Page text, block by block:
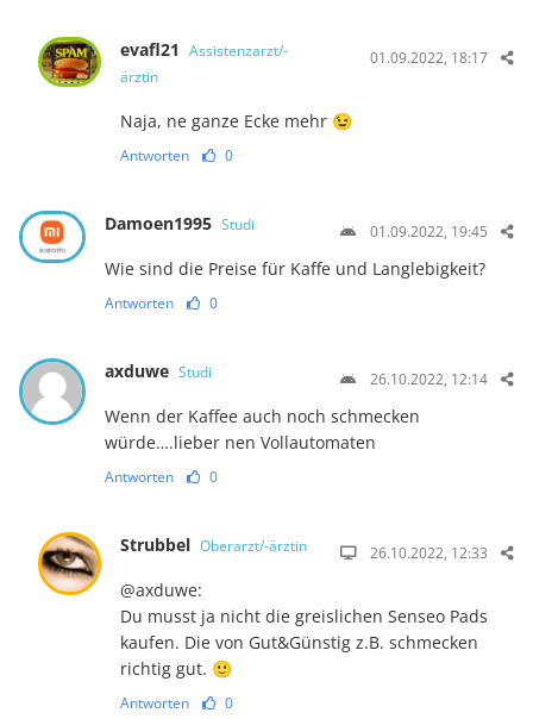
evafl21
Assistenzarzt/-
ärztin
01.09.2022, 18:17
Naja, ne ganze Ecke mehr 😉
Antworten 0
Damoen1995 Studi 01.09.2022, 19:45
Wie sind die Preise für Kaffe und Langlebigkeit?
Antworten 0
axduwe Studi 26.10.2022, 12:14
Wenn der Kaffee auch noch schmecken
würde….lieber nen Vollautomaten
Antworten 0
Strubbel Oberarzt/-ärztin 26.10.2022, 12:33
@axduwe:
Du musst ja nicht die greislichen Senseo Pads
kaufen. Die von Gut&Günstig z.B. schmecken
richtig gut. 🙂
Antworten 0